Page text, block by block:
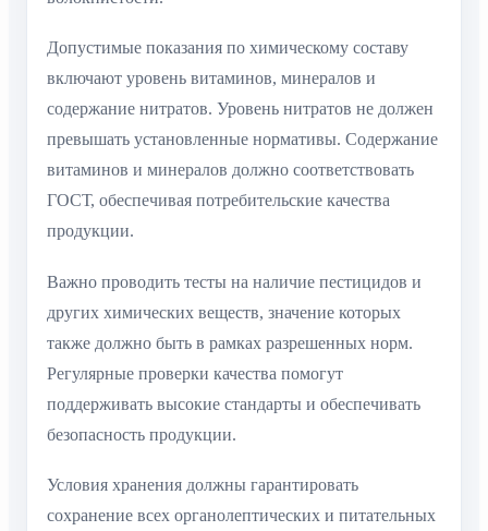
Допустимые показания по химическому составу
включают уровень витаминов, минералов и
содержание нитратов. Уровень нитратов не должен
превышать установленные нормативы. Содержание
витаминов и минералов должно соответствовать
ГОСТ, обеспечивая потребительские качества
продукции.
Важно проводить тесты на наличие пестицидов и
других химических веществ, значение которых
также должно быть в рамках разрешенных норм.
Регулярные проверки качества помогут
поддерживать высокие стандарты и обеспечивать
безопасность продукции.
Условия хранения должны гарантировать
сохранение всех органолептических и питательных